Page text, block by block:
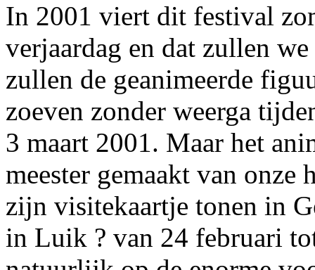
In 2001 viert dit festival
verjaardag en dat zullen
zullen de geanimeerde
zoeven zonder weerga
3 maart 2001. Maar het
meester gemaakt van
zijn visitekaartje tonen in
in Luik ? van 24 februari